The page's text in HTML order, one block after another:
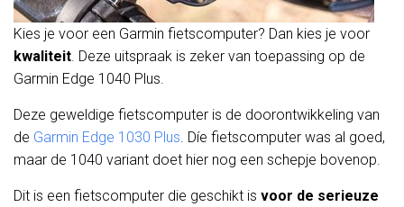
Kies je voor een Garmin fietscomputer? Dan kies je voor
kwaliteit. Deze uitspraak is zeker van toepassing op de
Garmin Edge 1040 Plus.
Deze geweldige fietscomputer is de doorontwikkeling van
de Garmin Edge 1030 Plus. Díe fietscomputer was al goed,
maar de 1040 variant doet hier nog een schepje bovenop.
Dit is een fietscomputer die geschikt is voor de serieuze